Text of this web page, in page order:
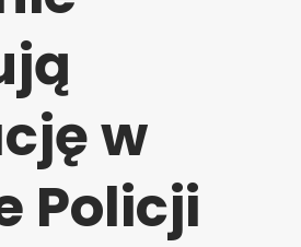
w
Policji